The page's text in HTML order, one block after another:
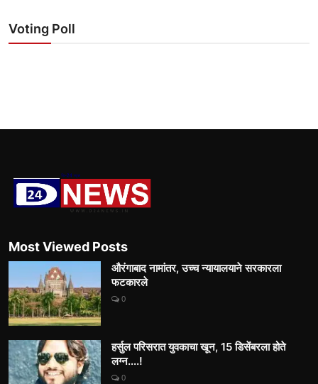
Voting Poll
Most Viewed Posts
औरंगाबाद नामांतर, उच्च न्यायालयाने सरकारला
फटकारले
0
हर्सुल परिसरात युवकाचा खून, 15 डिसेंबरला होते
लग्न....!
0